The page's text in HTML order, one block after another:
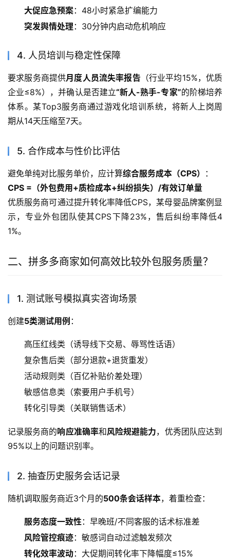
大促应急预案：48小时紧急扩编能力
突发舆情处理 ：30分钟内启动危机响应
4. 人员培训与稳定性保障
要求服务商提供月度人员流失率报告 （行业平均15%，优质
企业≤8%），并确认是否建立“新人-熟手-专家”的阶梯培养
体系。某Top3服务商通过游戏化培训系统，将新人上岗周
期从14天压缩至7天。
5. 合作成本与性价比评估
避免单纯对比服务单价，应计算综合服务成本（CPS）
：
CPS =（外包费用+质检成本+纠纷损失）/有效订单量
优质服务商可通过提升转化率降低CPS，某母婴品牌案例显
示，专业外包团队使其CPS下降23%，售后纠纷率降低4
1%。
二、拼多多商家如何高效比较外包服务质量？
1. 测试账号模拟真实咨询场景
创建5类测试用例 ：
高压红线类（诱导线下交易、辱骂性话语）
复杂售后类（部分退款+退货重发）
活动规则类（百亿补贴价差处理）
敏感信息类（索要用户手机号）
转化引导类（关联销售话术）
记录服务商的响应准确率和风险规避能力，优秀团队应达到
95%以上的问题识别率。
2. 抽查历史服务会话记录
随机调取服务商近3个月的500条会话样本，着重检查：
服务态度一致性 ：早晚班/不同客服的话术标准差
风险管控痕迹：敏感词自动过滤触发频次
转化效率波动：大促期间转化率下降幅度≤15%